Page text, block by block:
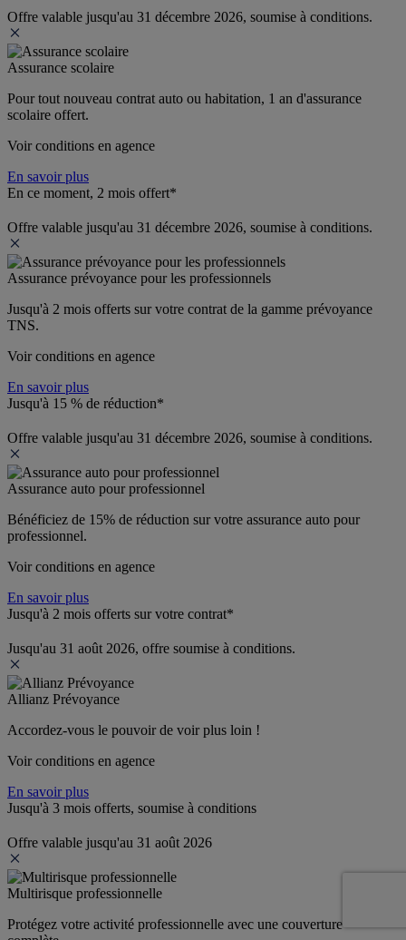
Offre valable jusqu'au 31 décembre 2026, soumise à conditions.
Assurance scolaire
Pour tout nouveau contrat auto ou habitation, 1 an d'assurance
scolaire offert.
Voir conditions en agence
En savoir plus
En ce moment, 2 mois offert*
Offre valable jusqu'au 31 décembre 2026, soumise à conditions.
Assurance prévoyance pour les professionnels
Jusqu'à 2 mois offerts sur votre contrat de la gamme prévoyance
TNS.
Voir conditions en agence
En savoir plus
Jusqu'à 15 % de réduction*
Offre valable jusqu'au 31 décembre 2026, soumise à conditions.
Assurance auto pour professionnel
Bénéficiez de 15% de réduction sur votre assurance auto pour
professionnel.
Voir conditions en agence
En savoir plus
Jusqu'à 2 mois offerts sur votre contrat*
Jusqu'au 31 août 2026, offre soumise à conditions.
Allianz Prévoyance
Accordez-vous le pouvoir de voir plus loin !
Voir conditions en agence
En savoir plus
Jusqu'à 3 mois offerts, soumise à conditions
Offre valable jusqu'au 31 août 2026
Multirisque professionnelle
Protégez votre activité professionnelle avec une couverture